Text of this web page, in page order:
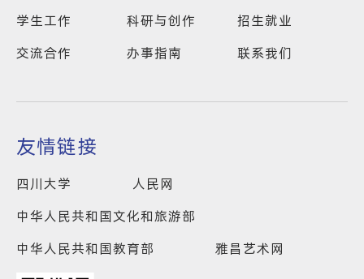
学生工作
科研与创作
招生就业
交流合作
办事指南 联系我们
友情链接
四川大学
人民网
中华人民共和国文化和旅游部
中华人民共和国教育部
雅昌艺术网